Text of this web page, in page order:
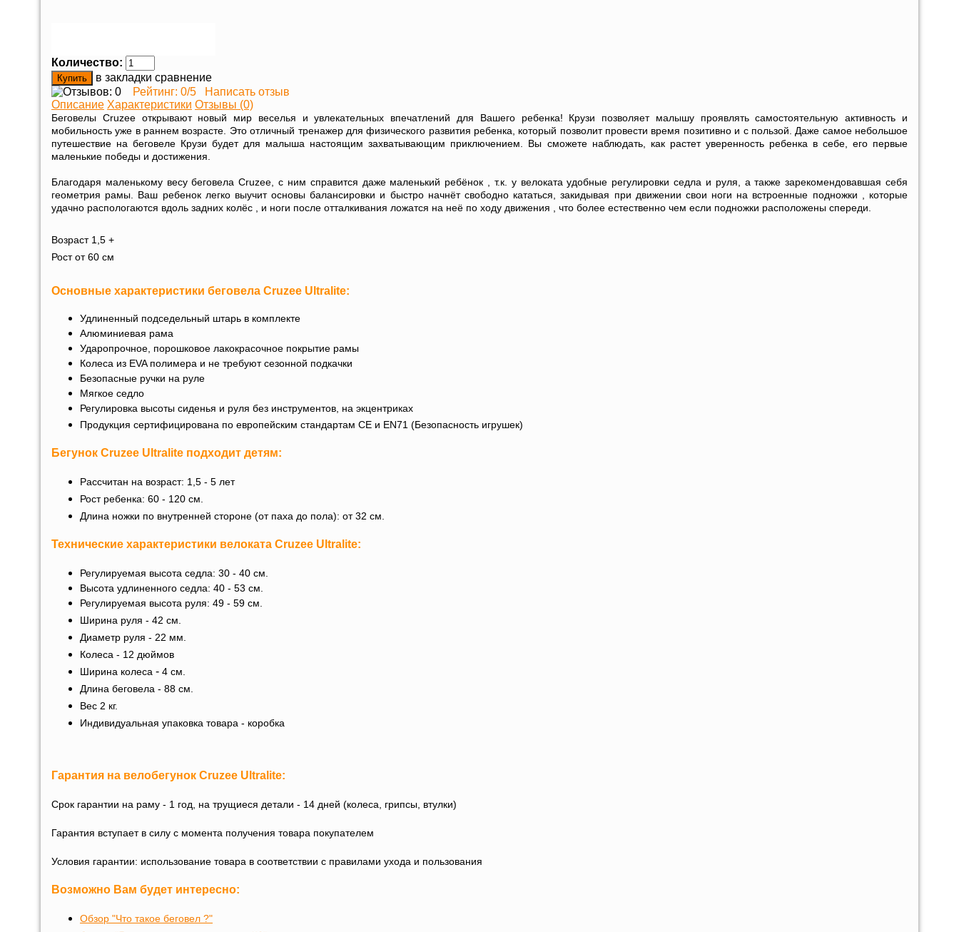
Количество:
в закладки сравнение
Рейтинг: 0/5
Написать отзыв
Описание Характеристики Отзывы (0)
Беговелы Cruzee открывают новый мир веселья и увлекательных впечатлений для Вашего ребенка! Крузи позволяет малышу проявлять самостоятельную активность и
мобильность уже в раннем возрасте. Это отличный тренажер для физического развития ребенка, который позволит провести время позитивно и с пользой. Даже самое небольшое
путешествие на беговеле Крузи будет для малыша настоящим захватывающим приключением. Вы сможете наблюдать, как растет уверенность ребенка в себе, его первые
маленькие победы и достижения.
Благодаря маленькому весу беговела Cruzee, с ним справится даже маленький ребёнок , т.к. у велоката удобные регулировки седла и руля, а также зарекомендовавшая себя
геометрия рамы. Ваш ребенок легко выучит основы балансировки и быстро начнёт свободно кататься, закидывая при движении свои ноги на встроенные подножки , которые
удачно распологаются вдоль задних колёс , и ноги после отталкивания ложатся на неё по ходу движения , что более естественно чем если подножки расположены спереди.
Возраст 1,5 +
Рост от 60 cм
Основные характеристики беговела Cruzee Ultralite:
Удлиненный подседельный штарь в комплекте
Алюминиевая рама
Ударопрочное, порошковое лакокрасочное покрытие рамы
Колеса из EVA полимера и не требуют сезонной подкачки
Безопасные ручки на руле
Мягкое седло
Регулировка высоты сиденья и руля без инструментов, на экцентриках
Продукция сертифицирована по европейским стандартам CE и EN71 (Безопасность игрушек)
Бегунок Cruzee Ultralite подходит детям:
Рассчитан на возраст: 1,5 - 5 лет
Рост ребенка: 60 - 120 см.
Длина ножки по внутренней стороне (от паха до пола): от32 см.
Технические характеристики велоката Cruzee Ultralite:
Регулируемая высота седла: 30 - 40 см.
Высота удлиненного седла: 40 - 53 см.
Регулируемая высота руля: 49 - 59 см.
Ширина руля - 42 см.
Диаметр руля - 22 мм.
Колеса - 12 дюймов
Ширина колеса - 4 см.
Длина беговела - 88 см.
Вес 2 кг.
Индивидуальная упаковка товара - коробка
Гарантия на велобегунок Cruzee Ultralite:
Срок гарантии на раму - 1 год, на трущиеся детали - 14 дней (колеса, грипсы, втулки)
Гарантия вступает в силу с момента получения товара покупателем
Условия гарантии: использование товара в соответствии с правилами ухода и пользования
Возможно Вам будет интересно:
Обзор "Что такое беговел ?"